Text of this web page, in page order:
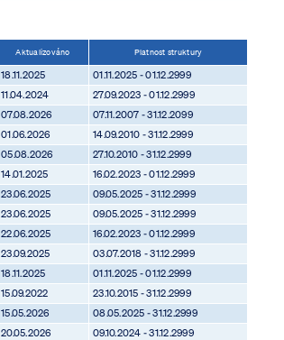
Aktualizováno Platnost struktury
18.11.2025
01.11.2025 - 01.12.2999
11.04.2024
27.09.2023 - 01.12.2999
07.08.2026
07.11.2007 - 31.12.2099
01.06.2026
14.09.2010 - 31.12.2999
05.08.2026
27.10.2010 - 31.12.2999
14.01.2025
16.02.2023 - 01.12.2999
23.06.2025
09.05.2025 - 31.12.2999
23.06.2025
09.05.2025 - 31.12.2999
22.06.2025
16.02.2023 - 01.12.2999
23.09.2025
03.07.2018 - 31.12.2999
18.11.2025
01.11.2025 - 01.12.2999
15.09.2022
23.10.2015 - 31.12.2999
15.05.2026
08.05.2025 - 31.12.2999
20.05.2026
09.10.2024 - 31.12.2999